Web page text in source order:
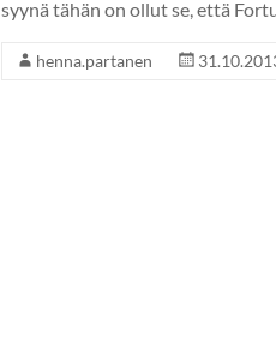
syynä tähän on ollut se, että
henna.partanen